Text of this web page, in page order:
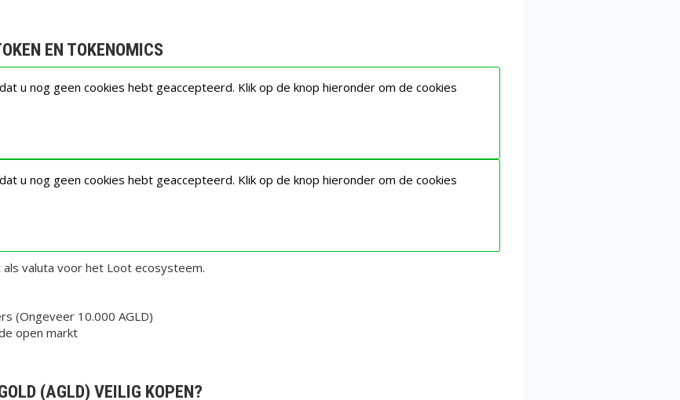
EN TOKENOMICS
u nog geen cookies hebt geaccepteerd. Klik op de knop hieronder om de cookies
u nog geen cookies hebt geaccepteerd. Klik op de knop hieronder om de cookies
valuta voor het Loot ecosysteem.
(Ongeveer 10.000 AGLD)
open markt
(AGLD) VEILIG KOPEN?